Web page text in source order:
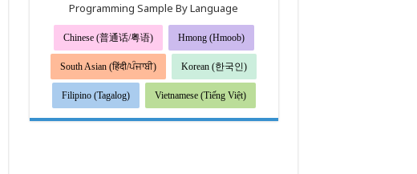
Programming Sample By Language
Chinese (普通话/粤语) Hmong (Hmoob)
South Asian (हिंदी/ਪੰਜਾਬੀ) Korean (한국인)
Filipino (Tagalog) Vietnamese (Tiếng Việt)